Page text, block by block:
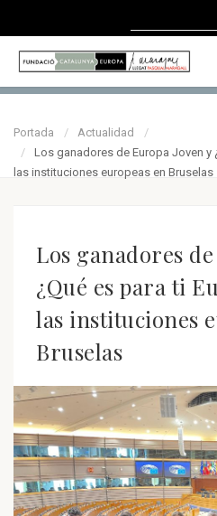
Portada
Actualidad
Los ganadores de Europa Joven y
las instituciones europeas en Bruselas
Los ganadores
¿Qué es para ti
las instituciones
Bruselas